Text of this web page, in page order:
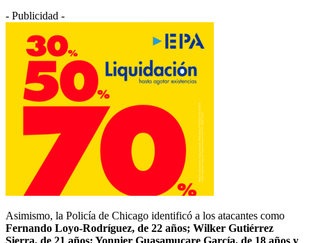
- Publicidad -
Asimismo, la Policía de Chicago identificó a los atacantes como
Fernando Loyo-Rodríguez, de 22 años; Wilker Gutiérrez
Sierra, de 21 años; Yonnier Guasamucare García, de 18 años y